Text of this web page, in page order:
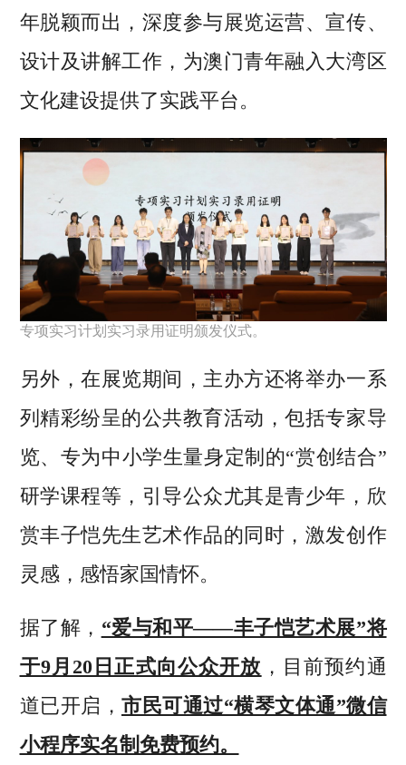
年脱颖而出，深度参与展览运营、宣传、
设计及讲解工作，为澳门青年融入大湾区
文化建设提供了实践平台。
专项实习计划实习录用证明颁发仪式。
另外，在展览期间，主办方还将举办一系
列精彩纷呈的公共教育活动，包括专家导
览、专为中小学生量身定制的“赏创结合”
研学课程等，引导公众尤其是青少年，欣
赏丰子恺先生艺术作品的同时，激发创作
灵感，感悟家国情怀。
据了解， “爱与和平——丰子恺艺术展”将
于9月20日正式向公众开放 ，目前预约通
道已开启， 市民可通过“横琴文体通”微信
小程序实名制免费预约。